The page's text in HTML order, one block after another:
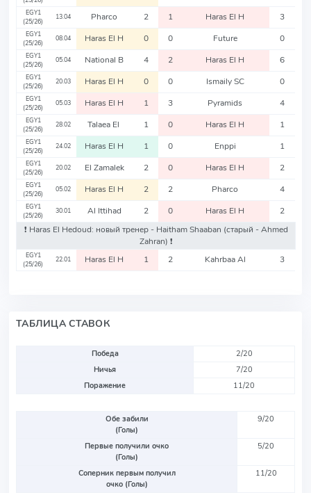
EGY1
(25/26)
13.04 Pharco 2 1 Haras El H 3
EGY1
(25/26)
08.04 Haras El H 0 0 Future 0
EGY1
(25/26)
05.04 National B 4 2 Haras El H 6
EGY1
(25/26)
20.03 Haras El H 0 0 Ismaily SC 0
EGY1
(25/26)
05.03 Haras El H 1 3 Pyramids 4
EGY1
(25/26)
28.02 Talaea El 1 0 Haras El H 1
EGY1
(25/26)
24.02 Haras El H 1 0 Enppi 1
EGY1
(25/26)
20.02 El Zamalek 2 0 Haras El H 2
EGY1
(25/26)
05.02 Haras El H 2 2 Pharco 4
EGY1
(25/26)
30.01 Al Ittihad 2 0 Haras El H
2
❗️ Haras El Hedoud: новый тренер - Haitham Shaaban (старый - Ahmed
Zahran) ❗️
EGY1
(25/26)
22.01 Haras El H 1 2 Kahrbaa Al 3
ТАБЛИЦА СТАВОК
Победа
2/20
Ничья
7/20
Поражение
11/20
Обе забили
(Голы)
9/20
Первые получили очко
(Голы)
5/20
Соперник первым получил
очко (Голы)
11/20